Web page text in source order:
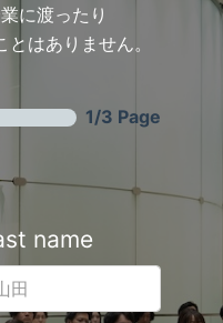
に渡ったり
はありません。
1/3 Page
name